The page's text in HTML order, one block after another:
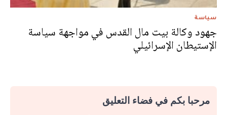
سياسة
جهود وكالة بيت مال القدس في مواجهة سياسة
الإستيطان الإسرائيلي
مرحبا بكم في فضاء التعليق